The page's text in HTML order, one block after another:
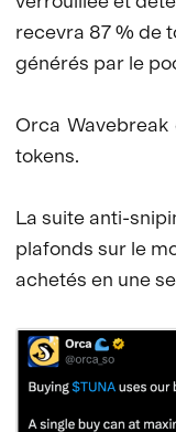
recevra 87 % de
générés par le
Orca
tokens.
La suite anti-
plafonds sur le
achetés en une